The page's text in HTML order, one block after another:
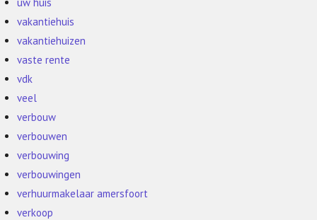
vakantiehuis
vakantiehuizen
vaste rente
vdk
veel
verbouw
verbouwen
verbouwing
verbouwingen
verhuurmakelaar amersfoort
verkoop